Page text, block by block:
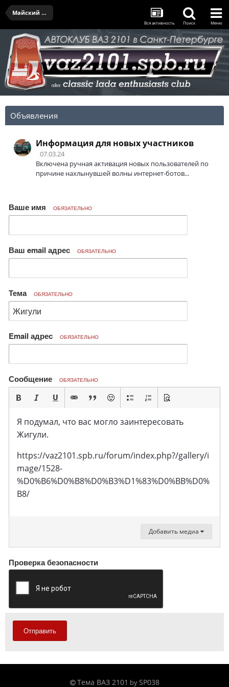
Майский выезд III - 29.05.2022
Вся активность Поиск Меню
Объявления
Информация для новых участников
07.03.24
Включена ручная активация новых пользователей по
причине нахлынувшей волны интернет-ботов...
Ваше имя ОБЯЗАТЕЛЬНО
Ваш email адрес ОБЯЗАТЕЛЬНО
Тема ОБЯЗАТЕЛЬНО
Email адрес ОБЯЗАТЕЛЬНО
Сообщение ОБЯЗАТЕЛЬНО
Я подумал, что вас могло заинтересовать
Жигули.
https://vaz2101.spb.ru/forum/index.php?/gallery/i
mage/1528-
%D0%B6%D0%B8%D0%B3%D1%83%D0%BB%D0%
B8/
Добавить медиа
Проверка безопасности
Отправить
Тема ВАЗ 2101 by SP038